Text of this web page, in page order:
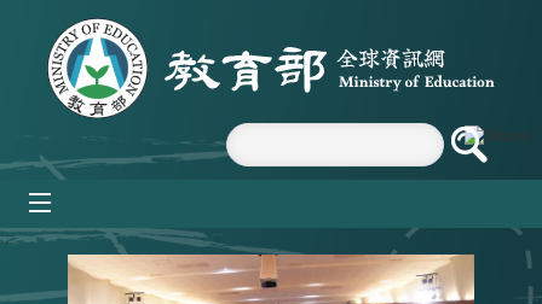
跳到主要內容區塊
:::